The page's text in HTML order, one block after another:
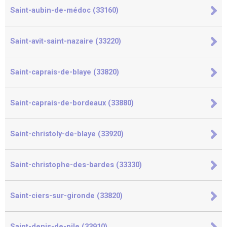
Saint-aubin-de-médoc (33160)
Saint-avit-saint-nazaire (33220)
Saint-caprais-de-blaye (33820)
Saint-caprais-de-bordeaux (33880)
Saint-christoly-de-blaye (33920)
Saint-christophe-des-bardes (33330)
Saint-ciers-sur-gironde (33820)